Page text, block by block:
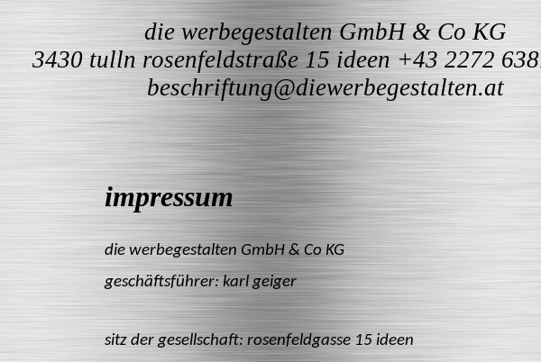
die werbegestalten GmbH & Co KG
3430 tulln rosenfeldstraße 15 ideen +43 2272
beschriftung@diewerbegestalten.at
impressum
die werbegestalten GmbH & Co KG
geschäftsführer: karl geiger
sitz der gesellschaft: rosenfeldgasse 15 ideen